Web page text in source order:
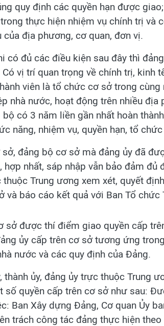
quy định các quyền hạn được
thực hiện nhiệm vụ chính trị và
địa phương, cơ quan, đơn vị.
có đủ các điều kiện sau đây thì
vị trí quan trọng về chính trị, kinh
viên là tổ chức cơ sở trong
nhà nước, hoạt động trên nhiều
có 3 năm liền gần nhất hoàn
năng, nhiệm vụ, quyền hạn, tổ
đảng bộ cơ sở mà đảng ủy đã
nhất, sáp nhập vẫn bảo đảm đủ
thuộc Trung ương xem xét, quyết
và báo cáo kết quả với Ban Tổ chức
sở được thí điểm giao quyền cấp
ủy cấp trên cơ sở tương ứng
nước và các quy định của Đảng.
ủy, đảng ủy trực thuộc Trung
số quyền cấp trên cơ sở như sau:
Ban Xây dựng Đảng, Cơ quan Ủy
trách công tác đảng thực hiện